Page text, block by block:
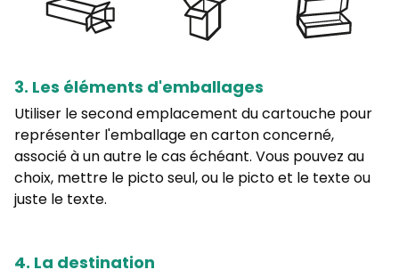
3. Les éléments d'emballages
Utiliser le second emplacement du cartouche pour
représenter l'emballage en carton concerné,
associé à un autre le cas échéant. Vous pouvez au
choix, mettre le picto seul, ou le picto et le texte ou
juste le texte.
4. La destination